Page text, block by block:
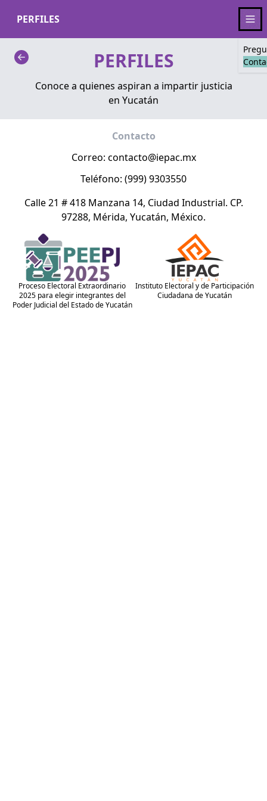
PERFILES
PERFILES
Conoce a quienes aspiran a impartir justicia
en Yucatán
Contacto
Correo: contacto@iepac.mx
Teléfono: (999) 9303550
Calle 21 # 418 Manzana 14, Ciudad Industrial. CP.
97288, Mérida, Yucatán, México.
Proceso Electoral Extraordinario
2025 para elegir integrantes del
Poder Judicial del Estado de Yucatán
Instituto Electoral y de Participación
Ciudadana de Yucatán